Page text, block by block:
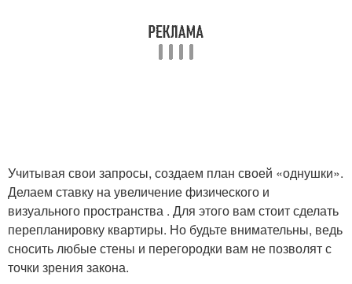
Учитывая свои запросы, создаем план своей «однушки».
Делаем ставку на увеличение физического и
визуального пространства . Для этого вам стоит сделать
перепланировку квартиры. Но будьте внимательны, ведь
сносить любые стены и перегородки вам не позволят с
точки зрения закона.